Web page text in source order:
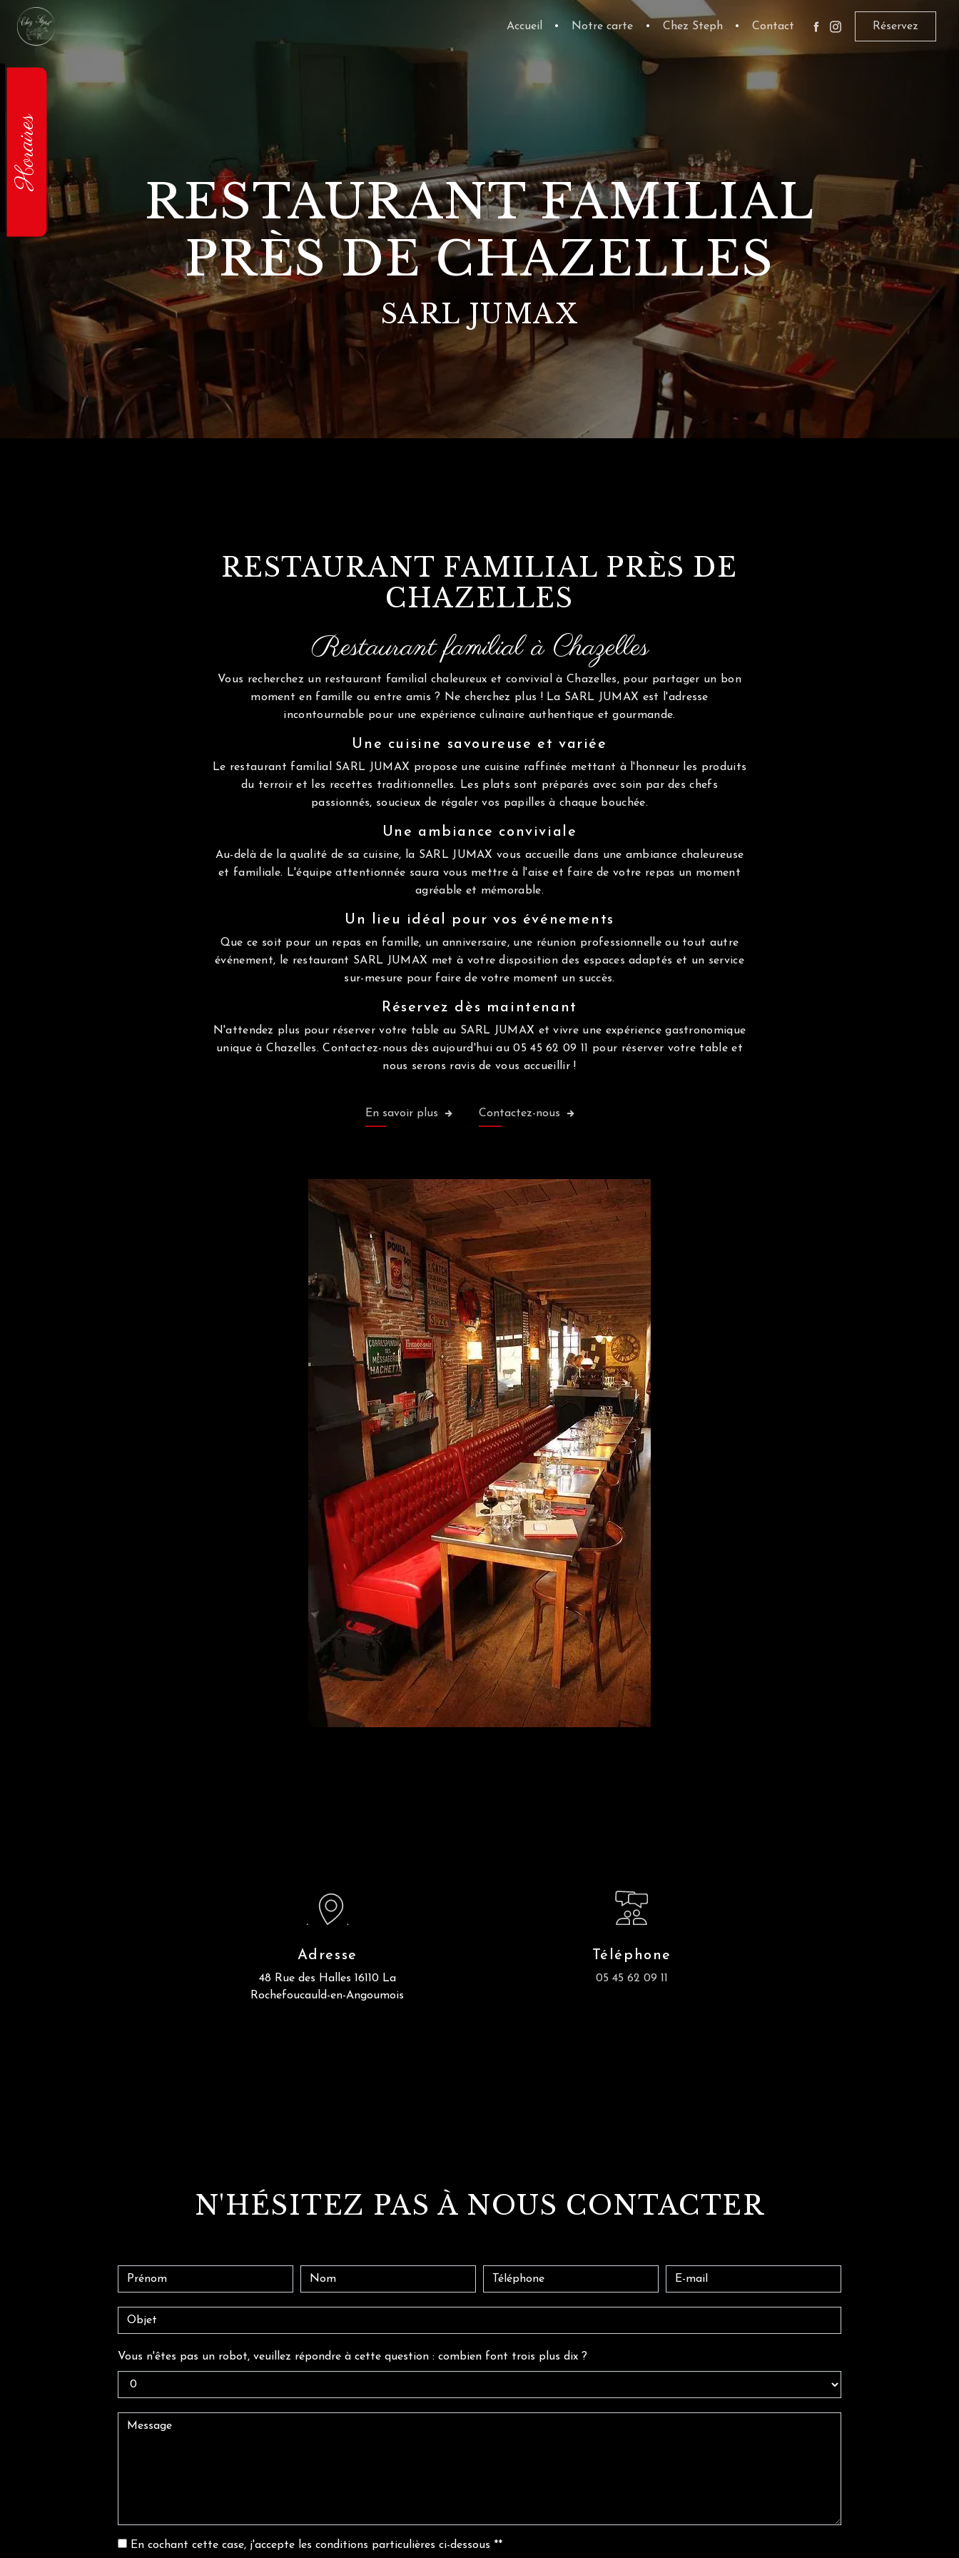
Horaires
Accueil • Notre carte • Chez Steph • Contact Réservez
RESTAURANT FAMILIAL
PRÈS DE CHAZELLES
SARL JUMAX
RESTAURANT FAMILIAL PRÈS DE
CHAZELLES
Restaurant familial à Chazelles
Vous recherchez un restaurant familial chaleureux et convivial à Chazelles, pour partager un bon
moment en famille ou entre amis ? Ne cherchez plus ! La SARL JUMAX est l'adresse
incontournable pour une expérience culinaire authentique et gourmande.
Une cuisine savoureuse et variée
Le restaurant familial SARL JUMAX propose une cuisine raffinée mettant à l'honneur les produits
du terroir et les recettes traditionnelles. Les plats sont préparés avec soin par des chefs
passionnés, soucieux de régaler vos papilles à chaque bouchée.
Une ambiance conviviale
Au-delà de la qualité de sa cuisine, la SARL JUMAX vous accueille dans une ambiance chaleureuse
et familiale. L'équipe attentionnée saura vous mettre à l'aise et faire de votre repas un moment
agréable et mémorable.
Un lieu idéal pour vos événements
Que ce soit pour un repas en famille, un anniversaire, une réunion professionnelle ou tout autre
événement, le restaurant SARL JUMAX met à votre disposition des espaces adaptés et un service
sur-mesure pour faire de votre moment un succès.
Réservez dès maintenant
N'attendez plus pour réserver votre table au SARL JUMAX et vivre une expérience gastronomique
unique à Chazelles. Contactez-nous dès aujourd'hui au 05 45 62 09 11 pour réserver votre table et
nous serons ravis de vous accueillir !
En savoir plus Contactez-nous
Adresse
48 Rue des Halles 16110 La
Rochefoucauld-en-Angoumois
Téléphone
05 45 62 09 11
N'HÉSITEZ PAS À NOUS CONTACTER
Vous n'êtes pas un robot, veuillez répondre à cette question : combien font trois plus dix ?
En cochant cette case, j'accepte les conditions particulières ci-dessous **
Panneau de gestion des cookies